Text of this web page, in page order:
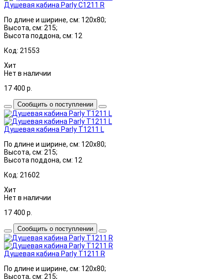
Душевая кабина Parly C1211 R
По длине и ширине, см: 120x80;
Высота, см: 215;
Высота поддона, см: 12
Код: 21553
Хит
Нет в наличии
17 400 р.
Сообщить о поступлении
Душевая кабина Parly T1211 L
По длине и ширине, см: 120x80;
Высота, см: 215;
Высота поддона, см: 12
Код: 21602
Хит
Нет в наличии
17 400 р.
Сообщить о поступлении
Душевая кабина Parly T1211 R
По длине и ширине, см: 120x80;
Высота, см: 215;